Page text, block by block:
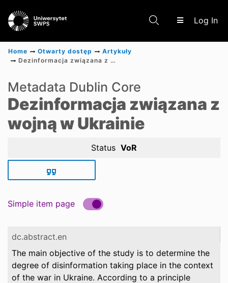
Log In
Scientific research results
Home Otwarty dostęp
Artykuły
Dezinformacja związana z wojną w Ukrainie
Metadata Dublin Core
Dezinformacja związana z
wojną w Ukrainie
Status VoR
Simple item page
dc.abstract.en
The main objective of the study is to determine the
degree of disinformation taking place in the context
of the war in Ukraine. According to a principle